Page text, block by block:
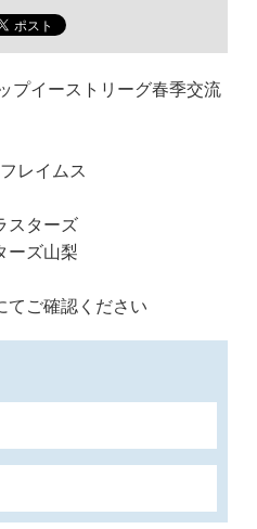
プイーストリーグ春季交流
レイムス
スターズ
ーズ山梨
てご確認ください